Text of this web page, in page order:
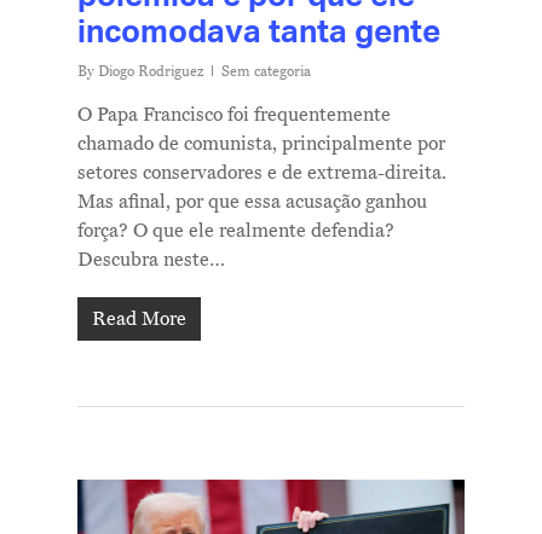
incomodava tanta gente
By Diogo Rodriguez Sem categoria
O Papa Francisco foi frequentemente
chamado de comunista, principalmente por
setores conservadores e de extrema-direita.
Mas afinal, por que essa acusação ganhou
força? O que ele realmente defendia?
Descubra neste…
Read More